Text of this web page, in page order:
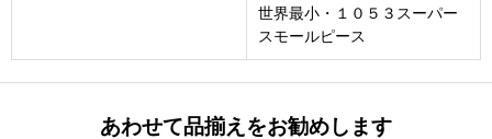
世界最小・１０５３スーパー
スモールピース
あわせて品揃えをお勧めします